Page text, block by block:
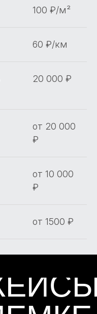
100 ₽/м²
60 ₽/км
20 000 ₽
от 20 000
₽
от 10 000
₽
от 1500 ₽